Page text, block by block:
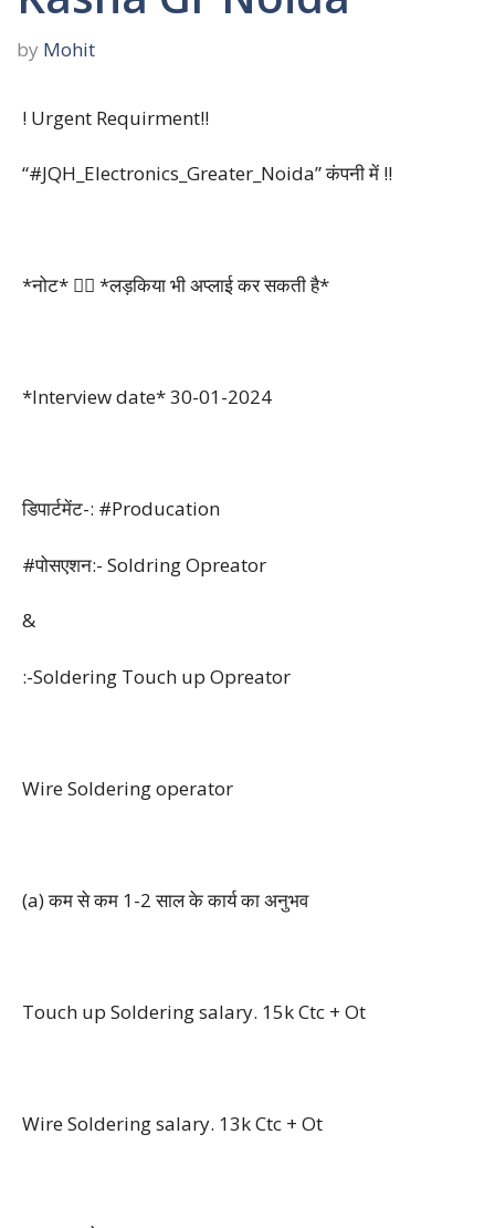
by Mohit
! Urgent Requirment!!
“#JQH_Electronics_Greater_Noida” कंपनी में !!
*नोट* 👉🏽 *लड़किया भी अप्लाई कर सकती है*
*Interview date* 30-01-2024
डिपार्टमेंट-: #Producation
#पोसएशन:- Soldring Opreator
&
:-Soldering Touch up Opreator
Wire Soldering operator
(a) कम से कम 1-2 साल के कार्य का अनुभव
Touch up Soldering salary. 15k Ctc + Ot
Wire Soldering salary. 13k Ctc + Ot